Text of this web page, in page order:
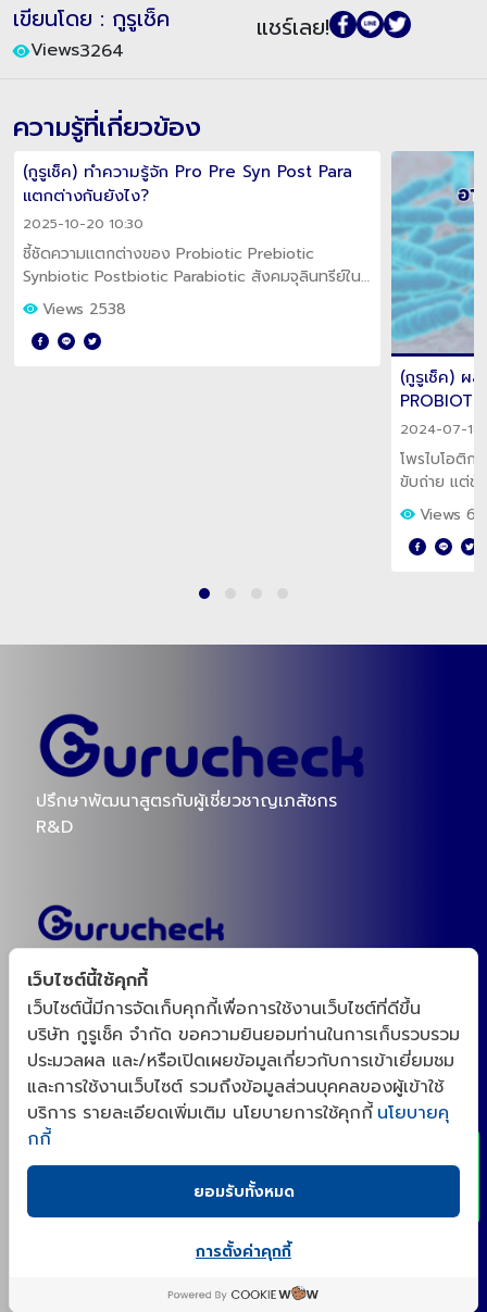
x
เขียนโดย : กูรูเช็ค
Views3264
แชร์เลย!
ความรู้ที่เกี่ยวข้อง
(กูรูเช็ค) ผล
2024-07-18
โพรไบโอติก
ขับถ่าย แต่ข้
รวมมาให้แ
Views
ปรึกษาพัฒนาสูตรกับผู้เชี่ยวชาญเภสัชกร
R&D
(ติดต่อเรา)
098-8259696
ID : @gurucheckacademy
gurucheck_academy@gurucheck.co.th
“กูรูเช็คสร้างชุมชนสำหรับเจ้าของเเบรนด์ และโรงงาน
OEM จากความต้องการจริงของตลาดอาหารเสริม สกิน
เว็บไซต์นี้ใช้คุกกี้
เว็บไซต์นี้มีการจัดเก็บคุกกี้เพื่อการใช้งานเว็บไซต์ที่ดีขึ้น
บริษัท กูรูเช็ค จำกัด ขอความยินยอมท่านในการเก็บรวบรวม
ประมวลผล และ/หรือเปิดเผยข้อมูลเกี่ยวกับการเข้าเยี่ยมชม
และการใช้งานเว็บไซต์ รวมถึงข้อมูลส่วนบุคคลของผู้เข้าใช้
บริการ รายละเอียดเพิ่มเติม นโยบายการใช้คุกกี้ นโยบายคุ
กกี้
ยอมรับทั้งหมด
การตั้งค่าคุกกี้